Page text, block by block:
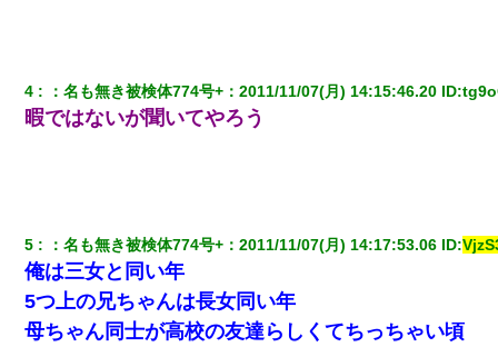
元夫の連れ子「俺の結婚式の時くらい、母親としての責任を果た
【考察】兄嫁急死の1年後、兄が引越すというので手伝いに行った
ら下着が入った引き出しの奥にとんでもないモノを見つけた
4 ：名も無き被検体774号+ ：2011/11/07(月) 14:15:46.20 ID:
暇ではないが聞いてやろう
5 ：名も無き被検体774号+ ：2011/11/07(月) 14:17:53.06 ID:
俺は三女と同い年
5つ上の兄ちゃんは長女同い年
母ちゃん同士が高校の友達らしくてちっちゃい頃